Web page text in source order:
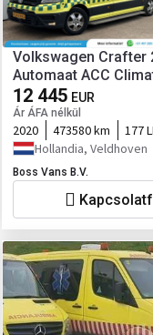
Volkswagen Crafter
Automaat ACC
Laadruimte
12 445 EUR
Ár ÁFA nélkül
2020 473580 km 177
Hollandia, Veldhoven
Boss Vans B.V.